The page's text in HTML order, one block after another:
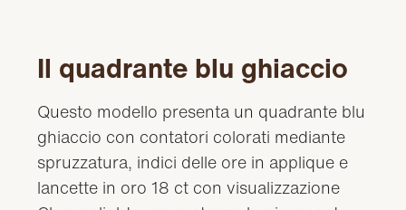
Il quadrante blu ghiaccio
Questo modello presenta un quadrante blu
ghiaccio con contatori colorati mediante
spruzzatura, indici delle ore in applique e
lancette in oro 18 ct con visualizzazione